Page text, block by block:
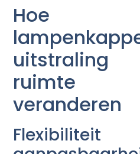
Hoe
ruimte
veranderen